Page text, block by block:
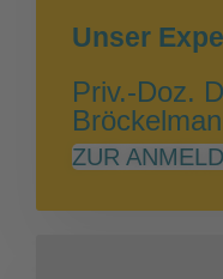
Unser
Priv.-Doz.
ZUR